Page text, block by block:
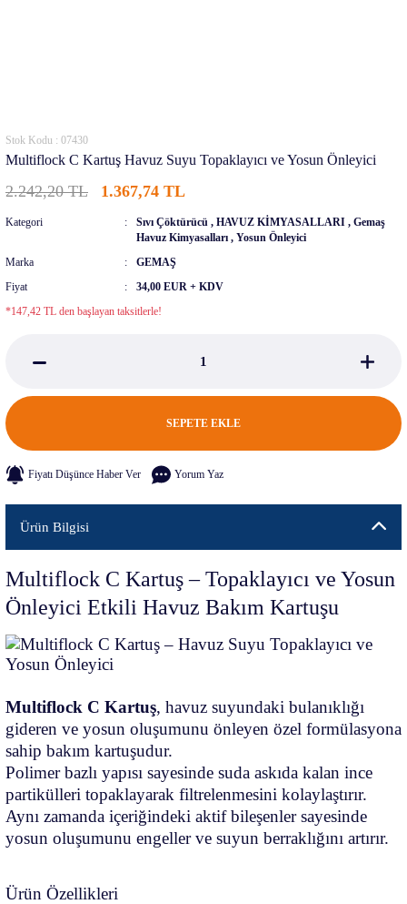
Stok Kodu : 07430
Multiflock C Kartuş Havuz Suyu Topaklayıcı ve Yosun Önleyici
2.242,20 TL 1.367,74 TL
Kategori Sıvı Çöktürücü , HAVUZ KİMYASALLARI , Gemaş
Havuz Kimyasalları , Yosun Önleyici
Marka
GEMAŞ
Fiyat
34,00 EUR + KDV
*147,42 TL den başlayan taksitlerle!
SEPETE EKLE
Fiyatı Düşünce Haber Ver Yorum Yaz
Ürün Bilgisi
Multiflock C Kartuş – Topaklayıcı ve Yosun
Önleyici Etkili Havuz Bakım Kartuşu
Multiflock C Kartuş, havuz suyundaki bulanıklığı
gideren ve yosun oluşumunu önleyen özel formülasyona
sahip bakım kartuşudur.
Polimer bazlı yapısı sayesinde suda askıda kalan ince
partikülleri topaklayarak filtrelenmesini kolaylaştırır.
Aynı zamanda içeriğindeki aktif bileşenler sayesinde
yosun oluşumunu engeller ve suyun berraklığını artırır.
Ürün Özellikleri